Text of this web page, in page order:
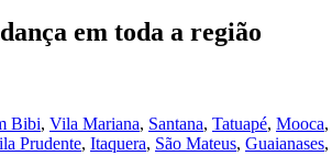
em toda a região
Bibi, Vila Mariana, Santana, Tatuapé, Mooca,
Prudente, Itaquera, São Mateus, Guaianases,